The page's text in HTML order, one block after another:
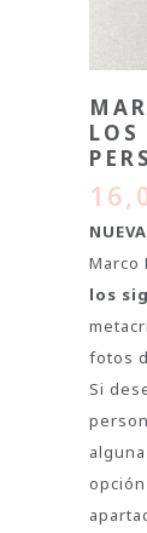
Marco
los
fotos
Si
opción